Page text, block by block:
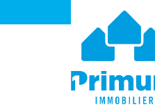
Nos agences